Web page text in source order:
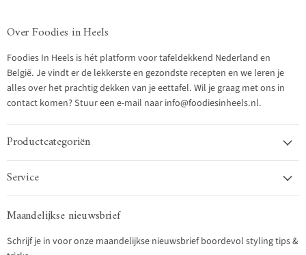
Over Foodies in Heels
Foodies In Heels is hét platform voor tafeldekkend Nederland en
België. Je vindt er de lekkerste en gezondste recepten en we leren je
alles over het prachtig dekken van je eettafel. Wil je graag met ons in
contact komen? Stuur een e-mail naar info@foodiesinheels.nl.
Productcategoriën
Service
Maandelijkse nieuwsbrief
Schrijf je in voor onze maandelijkse nieuwsbrief boordevol styling tips &